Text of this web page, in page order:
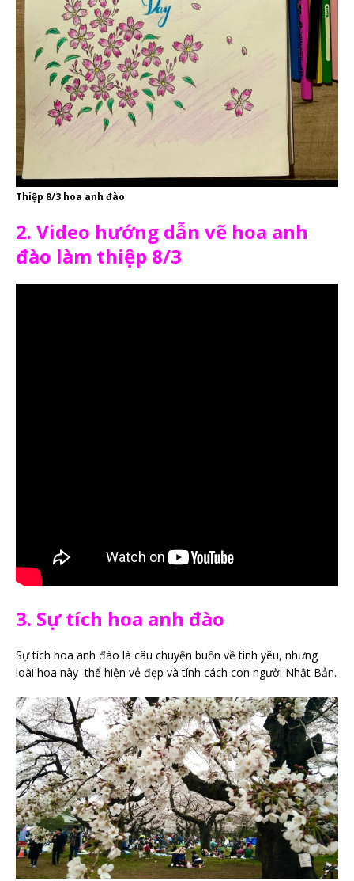
Thiệp 8/3 hoa anh đào
2. Video hướng dẫn vẽ hoa anh
đào làm thiệp 8/3
3. Sự tích hoa anh đào
Sự tích hoa anh đào là câu chuyện buồn về tình yêu, nhưng
loài hoa này thể hiện vẻ đẹp và tính cách con người Nhật Bản.